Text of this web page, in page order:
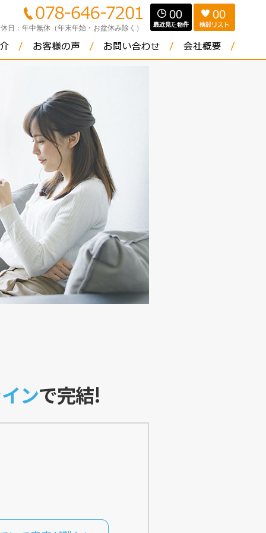
日： 年中無休（年末年始・お盆休み除く）
00 00
ンで完結!